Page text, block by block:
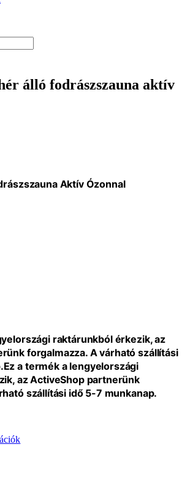
álló fodrászszauna aktív
Aktív Ózonnal
raktárunkból érkezik, az
forgalmazza. A várható szállítási
Ez a termék a lengyelországi
az ActiveShop partnerünk
szállítási idő 5-7 munkanap.